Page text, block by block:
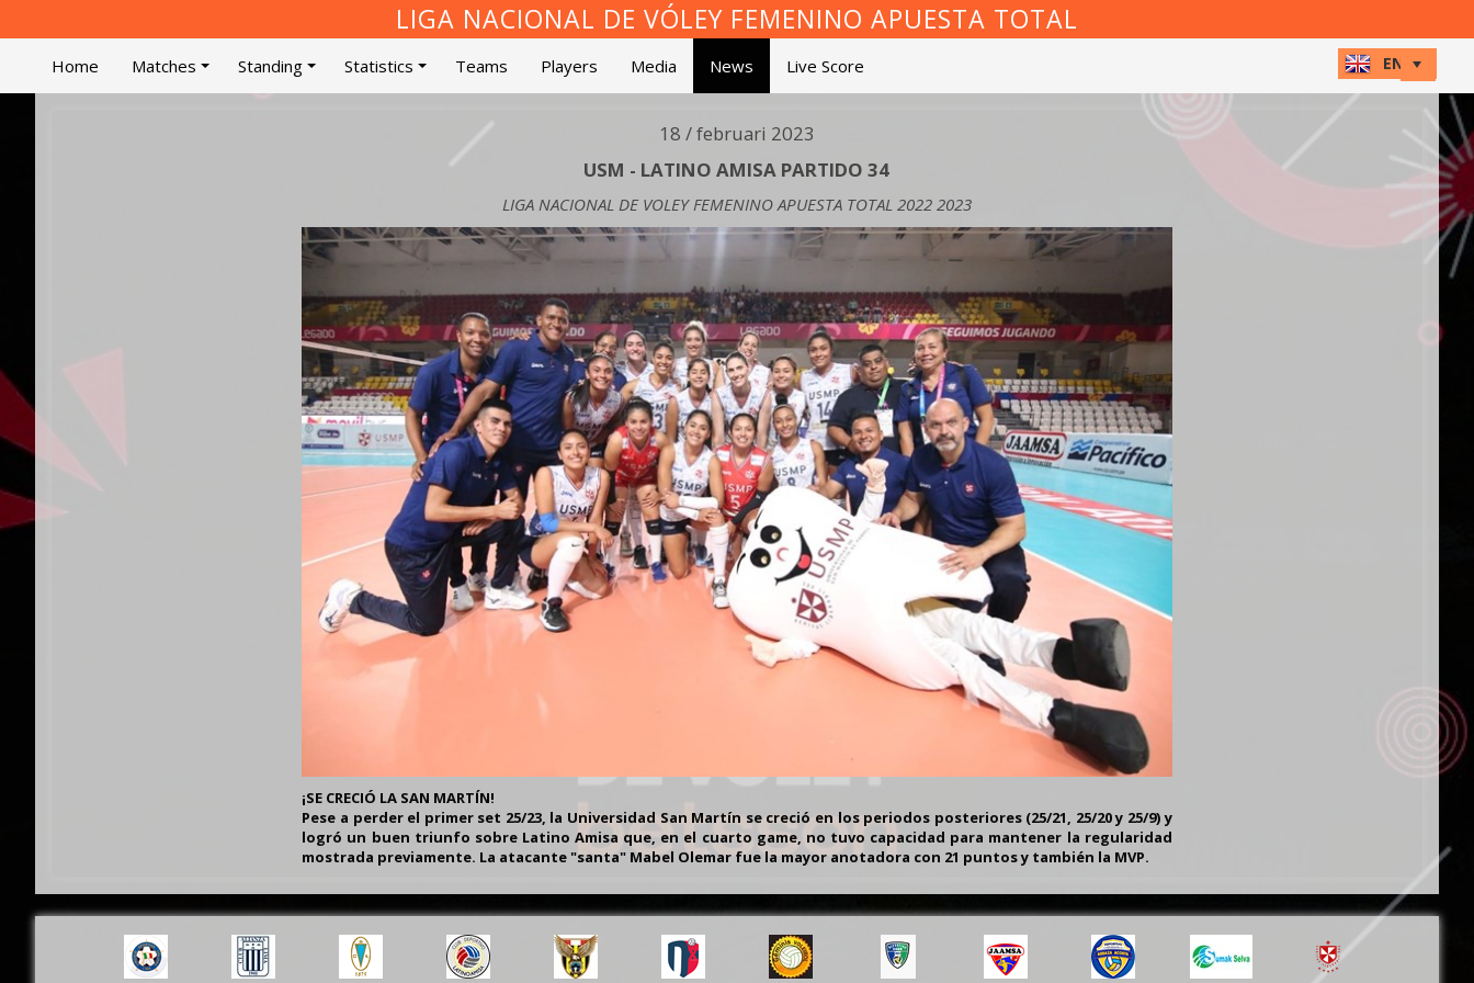
LIGA NACIONAL DE VÓLEY FEMENINO APUESTA TOTAL
Home Matches Standing Statistics Teams Players Media News Live Score
18 / februari 2023
USM - LATINO AMISA PARTIDO 34
LIGA NACIONAL DE VOLEY FEMENINO APUESTA TOTAL 2022 2023
¡SE CRECIÓ LA SAN MARTÍN!
Pese a perder el primer set 25/23, la Universidad San Martín se creció en los periodos posteriores (25/21, 25/20 y 25/9) y
logró un buen triunfo sobre Latino Amisa que, en el cuarto game, no tuvo capacidad para mantener la regularidad
mostrada previamente. La atacante "santa" Mabel Olemar fue la mayor anotadora con 21 puntos y también la MVP.